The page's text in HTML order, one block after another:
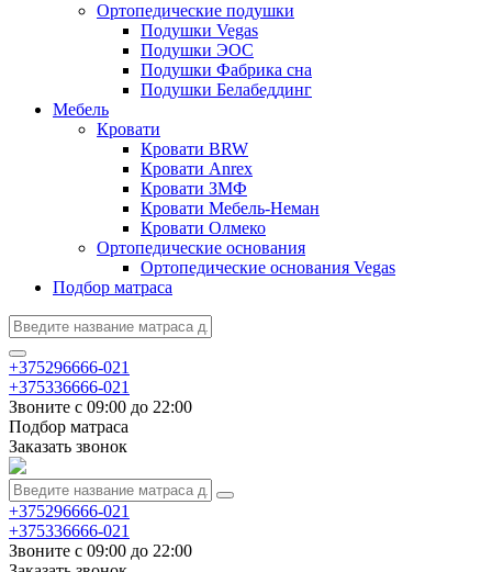
Ортопедические подушки
Подушки Vegas
Подушки ЭОС
Подушки Фабрика сна
Подушки Белабеддинг
Мебель
Кровати
Кровати BRW
Кровати Anrex
Кровати ЗМФ
Кровати Мебель-Неман
Кровати Олмеко
Ортопедические основания
Ортопедические основания Vegas
Подбор матраса
+375296666-021
+375336666-021
Звоните с 09:00 до 22:00
Подбор матраса
Заказать звонок
+375296666-021
+375336666-021
Звоните с 09:00 до 22:00